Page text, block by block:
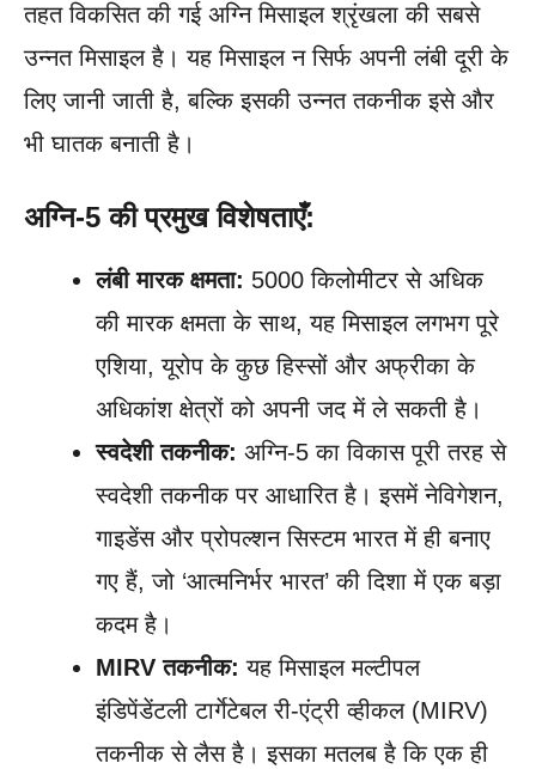
तहत विकसित की गई अग्नि मिसाइल श्रृंखला की सबसे
उन्नत मिसाइल है। यह मिसाइल न सिर्फ अपनी लंबी दूरी के
लिए जानी जाती है, बल्कि इसकी उन्नत तकनीक इसे और
भी घातक बनाती है।
अग्नि-5 की प्रमुख विशेषताएँ:
लंबी मारक क्षमता: 5000 किलोमीटर से अधिक
की मारक क्षमता के साथ, यह मिसाइल लगभग पूरे
एशिया, यूरोप के कुछ हिस्सों और अफ्रीका के
अधिकांश क्षेत्रों को अपनी जद में ले सकती है।
स्वदेशी तकनीक: अग्नि-5 का विकास पूरी तरह से
स्वदेशी तकनीक पर आधारित है। इसमें नेविगेशन,
गाइडेंस और प्रोपल्शन सिस्टम भारत में ही बनाए
गए हैं, जो ‘आत्मनिर्भर भारत’ की दिशा में एक बड़ा
कदम है।
MIRV तकनीक: यह मिसाइल मल्टीपल
इंडिपेंडेंटली टार्गेटेबल री-एंट्री व्हीकल (MIRV)
तकनीक से लैस है। इसका मतलब है कि एक ही